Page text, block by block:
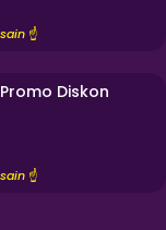
☝️
Diskon
☝️